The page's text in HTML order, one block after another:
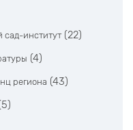
сад-институт (22)
(4)
региона (43)